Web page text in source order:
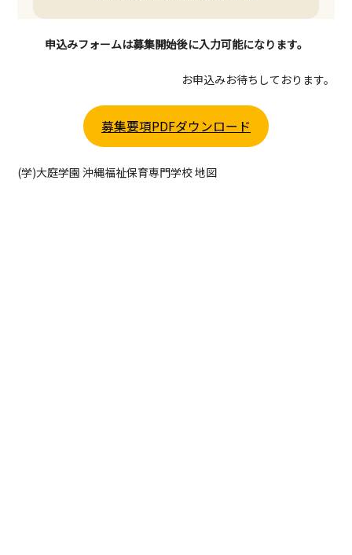
申込みフォームは募集開始後に入力可能になります。
お申込みお待ちしております。
募集要項PDFダウンロード
(学)大庭学園 沖縄福祉保育専門学校 地図